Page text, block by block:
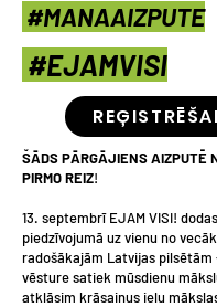
#MANAAIZPUTE
#EJAMVISI
ŠĀDS PĀRGĀJIENS AIZPUTĒ
PIRMO REIZ!
13. septembrī EJAM VISI!
piedzīvojumā uz vienu no
radošākajām Latvijas
vēsture satiek mūsdienu
atklāsim krāsainus ielu